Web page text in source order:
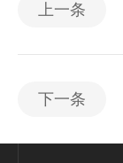
上一条
下一条